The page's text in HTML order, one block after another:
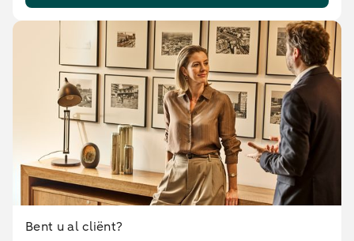
Bent u al cliënt?